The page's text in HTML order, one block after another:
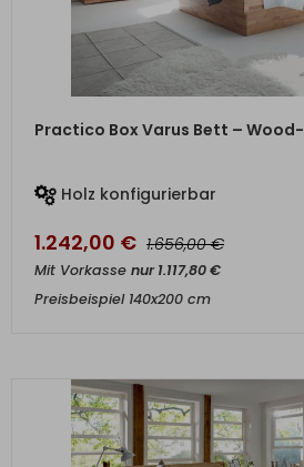
Practico Box Varus Bett – Wood-
Holz konfigurierbar
1.242,00 € 1.656,00€
Mit Vorkasse nur1.117,80€
Preisbeispiel 140x200 cm